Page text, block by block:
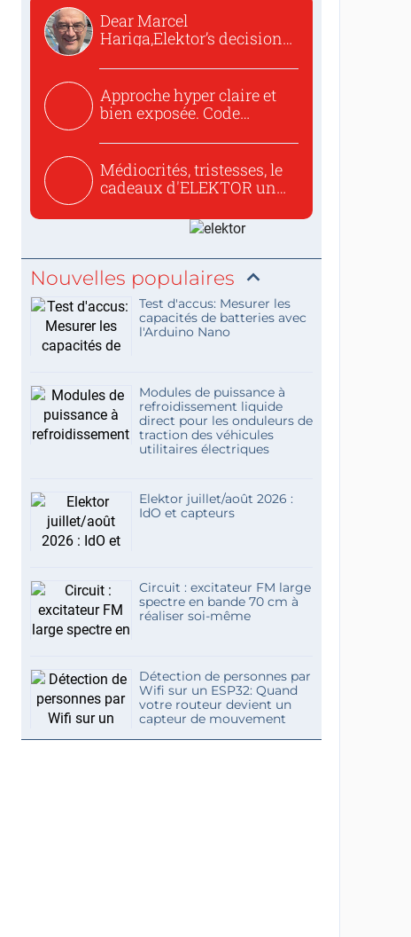
Dear Marcel
Hariga,Elektor’s decision
Approche hyper claire et
bien exposée. Code
Médiocrités, tristesses, le
cadeaux d'ELEKTOR un
Nouvelles populaires
Test d'accus: Mesurer les
capacités de batteries avec
l'Arduino Nano
Modules de puissance à
refroidissement liquide
direct pour les onduleurs de
traction des véhicules
utilitaires électriques
Elektor juillet/août 2026 :
IdO et capteurs
Circuit : excitateur FM large
spectre en bande 70 cm à
réaliser soi-même
Détection de personnes par
Wifi sur un ESP32: Quand
votre routeur devient un
capteur de mouvement